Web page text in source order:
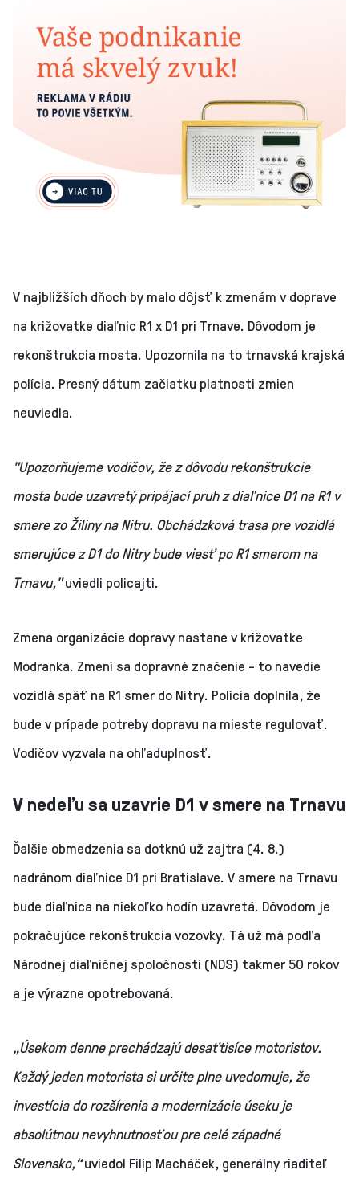
V najbližších dňoch by malo dôjsť k zmenám v doprave
na križovatke diaľnic R1 x D1 pri Trnave. Dôvodom je
rekonštrukcia mosta. Upozornila na to trnavská krajská
polícia. Presný dátum začiatku platnosti zmien
neuviedla.
"Upozorňujeme vodičov, že z dôvodu rekonštrukcie
mosta bude uzavretý pripájací pruh z diaľnice D1 na R1 v
smere zo Žiliny na Nitru. Obchádzková trasa pre vozidlá
smerujúce z D1 do Nitry bude viesť po R1 smerom na
Trnavu,"uviedli policajti.
Zmena organizácie dopravy nastane v križovatke
Modranka. Zmení sa dopravné značenie - to navedie
vozidlá späť na R1 smer do Nitry. Polícia doplnila, že
bude v prípade potreby dopravu na mieste regulovať.
Vodičov vyzvala na ohľaduplnosť.
V nedeľu sa uzavrie D1 v smere na Trnavu
Ďalšie obmedzenia sa dotknú už zajtra (4. 8.)
nadránom diaľnice D1 pri Bratislave. V smere na Trnavu
bude diaľnica na niekoľko hodín uzavretá. Dôvodom je
pokračujúce rekonštrukcia vozovky. Tá už má podľa
Národnej diaľničnej spoločnosti (NDS) takmer 50 rokov
a je výrazne opotrebovaná.
„Úsekom denne prechádzajú desaťtisíce motoristov.
Každý jeden motorista si určite plne uvedomuje, že
investícia do rozšírenia a modernizácie úseku je
absolútnou nevyhnutnosťou pre celé západné
Slovensko,“uviedol Filip Macháček, generálny riaditeľ